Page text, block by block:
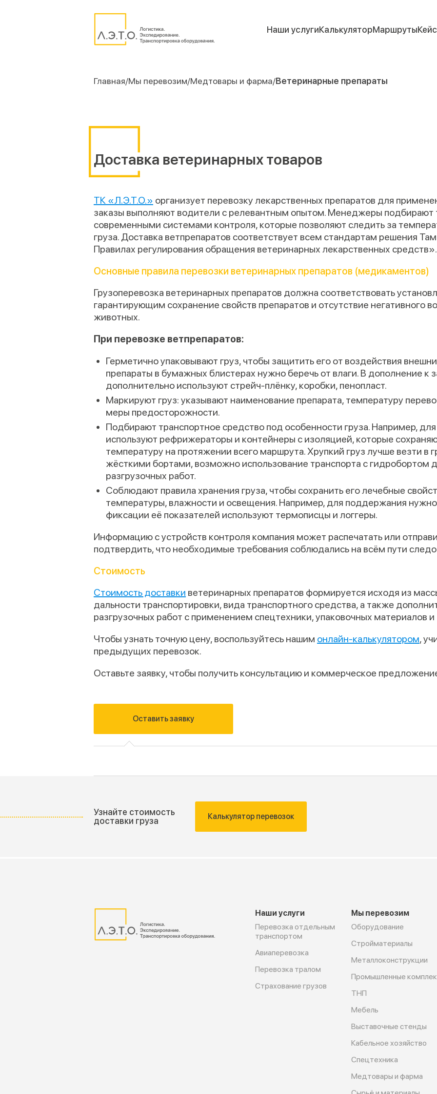
Наши услугиКалькуляторМаршруты
Главная Мы перевозим Медтовары и фарма Ветеринарные препараты
Доставка ветеринарных товаров
ТК «Л.Э.Т.О.» организует перевозку лекарственных препаратов для
заказы выполняют водители с релевантным опытом. Менеджеры подбирают
современными системами контроля, которые позволяют следить за
груза. Доставка ветпрепаратов соответствует всем стандартам решения
Правилах регулирования обращения ветеринарных лекарственных средств».
Основные правила перевозки ветеринарных препаратов (медикаментов)
Грузоперевозка ветеринарных препаратов должна соответствовать
гарантирующим сохранение свойств препаратов и отсутствие негативного
животных.
При перевозке ветпрепаратов:
Герметично упаковывают груз, чтобы защитить его от воздействия
препараты в бумажных блистерах нужно беречь от влаги. В дополнение к
дополнительно используют стрейч-плёнку, коробки, пенопласт.
Маркируют груз: указывают наименование препарата, температуру
меры предосторожности.
Подбирают транспортное средство под особенности груза. Например,
используют рефрижераторы и контейнеры с изоляцией, которые
температуру на протяжении всего маршрута. Хрупкий груз лучше везти в
жёсткими бортами, возможно использование транспорта с гидробортом
разгрузочных работ.
Соблюдают правила хранения груза, чтобы сохранить его лечебные
температуры, влажности и освещения. Например, для поддержания
фиксации её показателей используют термописцы и логгеры.
Информацию с устройств контроля компания может распечатать или
подтвердить, что необходимые требования соблюдались на всём пути
Стоимость
Стоимость доставки ветеринарных препаратов формируется исходя из
дальности транспортировки, вида транспортного средства, а также
разгрузочных работ с применением спецтехники, упаковочных материалов и
Чтобы узнать точную цену, воспользуйтесь нашим онлайн-калькулятором,
предыдущих перевозок.
Оставьте заявку, чтобы получить консультацию и коммерческое
Оставить заявку
Узнайте стоимость
доставки груза
Калькулятор перевозок
Наши услуги
Перевозка отдельным
транспортом
Авиаперевозка
Перевозка тралом
Страхование грузов
Мы перевозим
Оборудование
Cтройматериалы
Металлоконструкции
Промышленные
ТНП
Мебель
Выставочные стенды
Кабельное хозяйство
Спецтехника
Медтовары и фарма